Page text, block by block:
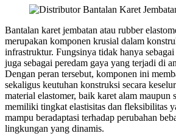
Bantalan karet jembatan atau rubber
merupakan komponen krusial dalam
infrastruktur. Fungsinya tidak hanya
juga sebagai peredam gaya yang terjadi di
Dengan peran tersebut, komponen ini
sekaligus keutuhan konstruksi secara
material elastomer, baik karet alam maupun
memiliki tingkat elastisitas dan fleksibilitas
mampu beradaptasi terhadap perubahan
lingkungan yang dinamis.